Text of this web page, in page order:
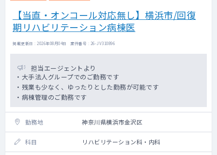
【当直・オンコール対応無し】横浜市/回復
期リハビリテーション病棟医
掲載更新日 : 2026年08月04日 案件番号 : 26-JV310896
担当エージェントより
・大手法人グループでのご勤務です
・残業も少なく、ゆったりとした勤務が可能です
・病棟管理のご勤務です
勤務地 神奈川県横浜市金沢区
科目 リハビリテーション科・内科